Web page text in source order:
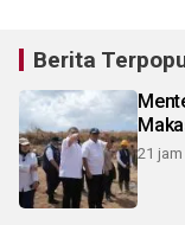
Berita
21 jam